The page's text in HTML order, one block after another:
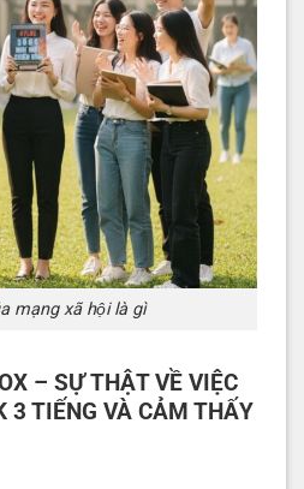
mạng xã hội là gì
– SỰ THẬT VỀ VIỆC
3 TIẾNG VÀ CẢM THẤY